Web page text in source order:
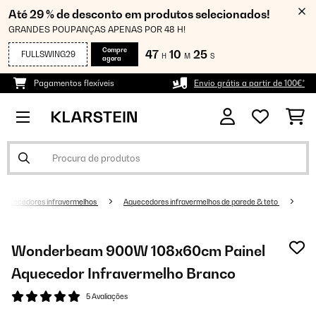
Até 29 % de desconto em produtos selecionados!
GRANDES POUPANÇAS APENAS POR 48 H!
FULLSWING29
Compre
agora
47 H 10 M 25 S
Pagamentos flexíveis Envio grátis a partir de 100€*
Aquecedores infravermelhos Aquecedores infravermelhos de parede & teto
Wonderbeam 900W 108x60cm Painel
Aquecedor Infravermelho Branco
5 Avaliações